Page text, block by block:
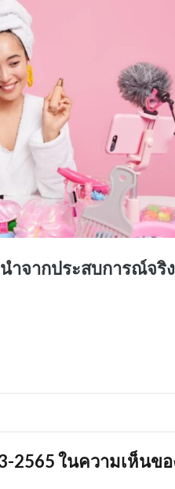
2565 ในความเห็นข